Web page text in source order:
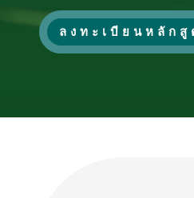
ลงทะเบียนหลักสู